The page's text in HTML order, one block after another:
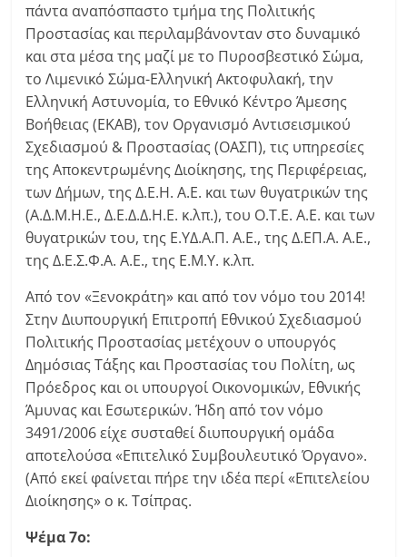
πάντα αναπόσπαστο τμήμα της Πολιτικής
Προστασίας και περιλαμβάνονταν στο δυναμικό
και στα μέσα της μαζί με το Πυροσβεστικό Σώμα,
το Λιμενικό Σώμα-Ελληνική Ακτοφυλακή, την
Ελληνική Αστυνομία, το Εθνικό Κέντρο Άμεσης
Βοήθειας (ΕΚΑΒ), τον Οργανισμό Αντισεισμικού
Σχεδιασμού & Προστασίας (ΟΑΣΠ), τις υπηρεσίες
της Αποκεντρωμένης Διοίκησης, της Περιφέρειας,
των Δήμων, της Δ.Ε.Η. Α.Ε. και των θυγατρικών της
(Α.Δ.Μ.Η.Ε., Δ.Ε.Δ.Δ.Η.Ε. κ.λπ.), του Ο.Τ.Ε. Α.Ε. και των
θυγατρικών του, της Ε.ΥΔ.Α.Π. Α.Ε., της Δ.ΕΠ.Α. Α.Ε.,
της Δ.Ε.Σ.Φ.Α. Α.Ε., της Ε.Μ.Υ. κ.λπ.
Από τον «Ξενοκράτη» και από τον νόμο του 2014!
Στην Διυπουργική Επιτροπή Εθνικού Σχεδιασμού
Πολιτικής Προστασίας μετέχουν ο υπουργός
Δημόσιας Τάξης και Προστασίας του Πολίτη, ως
Πρόεδρος και οι υπουργοί Οικονομικών, Εθνικής
Άμυνας και Εσωτερικών. Ήδη από τον νόμο
3491/2006 είχε συσταθεί διυπουργική ομάδα
αποτελούσα «Επιτελικό Συμβουλευτικό Όργανο».
(Από εκεί φαίνεται πήρε την ιδέα περί «Επιτελείου
Διοίκησης» ο κ. Τσίπρας.
Ψέμα 7ο: